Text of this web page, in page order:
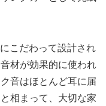
こだわって設計され
材が効果的に使われ
音はほとんど耳に届
相まって、大切な家